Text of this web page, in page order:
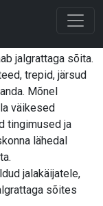
jalgrattaga sõita.
trepid, järsud
Mõnel
väikesed
tingimused ja
lähedal
jalakäijatele,
sõites